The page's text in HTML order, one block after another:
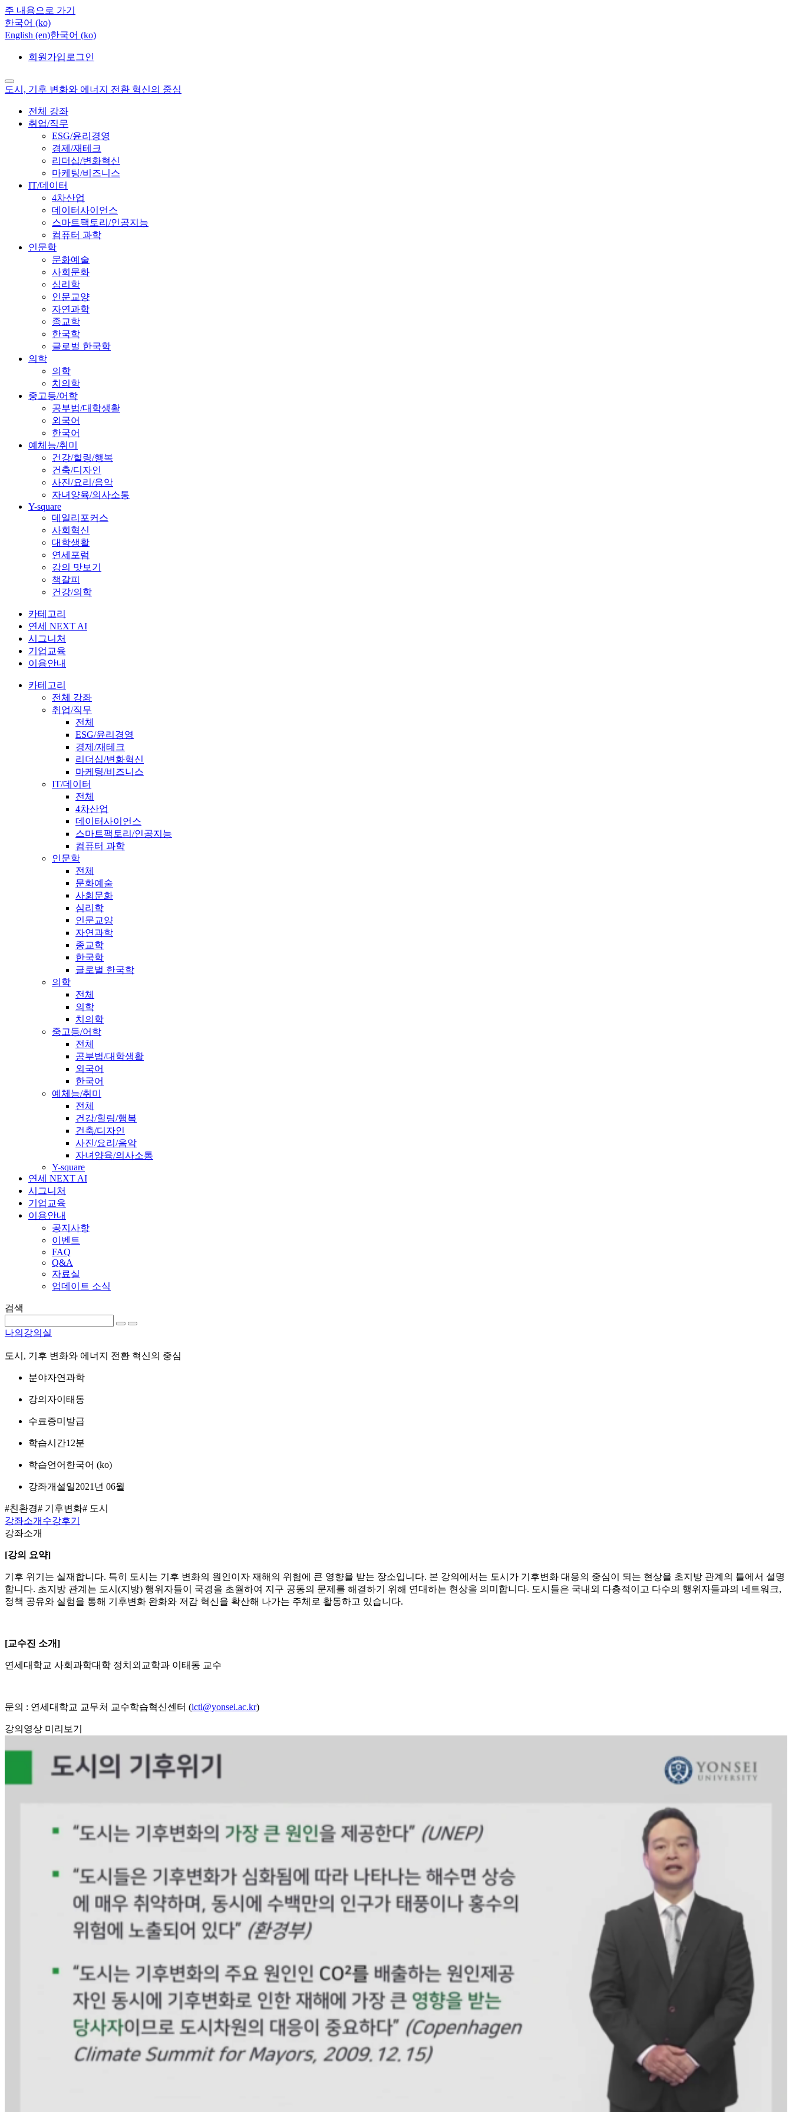
주 내용으로 가기
한국어 ‎(ko)‎
English ‎(en)‎한국어 ‎(ko)‎
회원가입 로그인
도시, 기후 변화와 에너지 전환 혁신의 중심
전체 강좌
취업/직무
ESG/윤리경영
경제/재테크
리더십/변화혁신
마케팅/비즈니스
IT/데이터
4차산업
데이터사이언스
스마트팩토리/인공지능
컴퓨터 과학
인문학
문화예술
사회문화
심리학
인문교양
자연과학
종교학
한국학
글로벌 한국학
의학
의학
치의학
중고등/어학
공부법/대학생활
외국어
한국어
예체능/취미
건강/힐링/행복
건축/디자인
사진/요리/음악
자녀양육/의사소통
Y-square
데일리포커스
사회혁신
대학생활
연세포럼
강의 맛보기
책갈피
건강/의학
카테고리
연세 NEXT AI
시그니처
기업교육
이용안내
카테고리
전체 강좌
취업/직무
전체
ESG/윤리경영
경제/재테크
리더십/변화혁신
마케팅/비즈니스
IT/데이터
전체
4차산업
데이터사이언스
스마트팩토리/인공지능
컴퓨터 과학
인문학
전체
문화예술
사회문화
심리학
인문교양
자연과학
종교학
한국학
글로벌 한국학
의학
전체
의학
치의학
중고등/어학
전체
공부법/대학생활
외국어
한국어
예체능/취미
전체
건강/힐링/행복
건축/디자인
사진/요리/음악
자녀양육/의사소통
Y-square
연세 NEXT AI
시그니처
기업교육
이용안내
공지사항
이벤트
FAQ
Q&A
자료실
업데이트 소식
검색
나의강의실
도시, 기후 변화와 에너지 전환 혁신의 중심
분야자연과학
강의자이태동
수료증미발급
학습시간12분
학습언어 한국어 ‎(ko)‎
강좌개설일2021년 06월
#친환경# 기후변화# 도시
강좌소개 수강후기
강좌소개
[강의 요약]
기후 위기는 실재합니다. 특히 도시는 기후 변화의 원인이자 재해의 위험에 큰 영향을 받는 장소입니다. 본 강의에서는 도시가 기후변화 대응의 중심이 되는 현상을 초지방 관계의 틀에서 설명
합니다. 초지방 관계는 도시(지방) 행위자들이 국경을 초월하여 지구 공동의 문제를 해결하기 위해 연대하는 현상을 의미합니다. 도시들은 국내외 다층적이고 다수의 행위자들과의 네트워크,
정책 공유와 실험을 통해 기후변화 완화와 저감 혁신을 확산해 나가는 주체로 활동하고 있습니다.
[교수진 소개]
연세대학교 사회과학대학 정치외교학과 이태동 교수
문의 : 연세대학교 교무처 교수학습혁신센터 (ictl@yonsei.ac.kr)
강의영상 미리보기